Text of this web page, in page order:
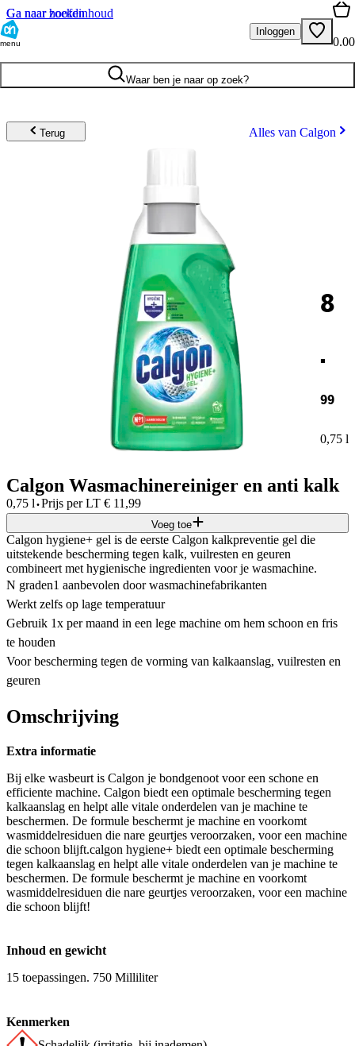
Ga naar hoofdinhoud
Ga naar zoeken
menu
Inloggen
0.00
Waar ben je naar op zoek?
Terug Alles van Calgon
8
.
99
0,75 l
Calgon Wasmachinereiniger en anti kalk
0,75 l·Prijs per LT € 11,99
Voeg toe
Calgon hygiene+ gel is de eerste Calgon kalkpreventie gel die
uitstekende bescherming tegen kalk, vuilresten en geuren
combineert met hygienische ingredienten voor je wasmachine.
N graden1 aanbevolen door wasmachinefabrikanten
Werkt zelfs op lage temperatuur
Gebruik 1x per maand in een lege machine om hem schoon en fris
te houden
Voor bescherming tegen de vorming van kalkaanslag, vuilresten en
geuren
Omschrijving
Extra informatie
Bij elke wasbeurt is Calgon je bondgenoot voor een schone en
efficiente machine. Calgon biedt een optimale bescherming tegen
kalkaanslag en helpt alle vitale onderdelen van je machine te
beschermen. De formule beschermt je machine en voorkomt
wasmiddelresiduen die nare geurtjes veroorzaken, voor een machine
die schoon blijft.calgon hygiene+ biedt een optimale bescherming
tegen kalkaanslag en helpt alle vitale onderdelen van je machine te
beschermen. De formule beschermt je machine en voorkomt
wasmiddelresiduen die nare geurtjes veroorzaken, voor een machine
die schoon blijft!
Inhoud en gewicht
15 toepassingen. 750 Milliliter
Kenmerken